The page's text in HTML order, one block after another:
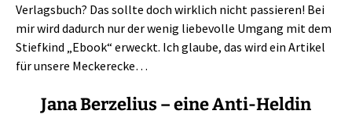
Verlagsbuch? Das sollte doch wirklich nicht passieren! Bei
mir wird dadurch nur der wenig liebevolle Umgang mit dem
Stiefkind „Ebook“ erweckt. Ich glaube, das wird ein Artikel
für unsere Meckerecke…
Jana Berzelius – eine Anti-Heldin